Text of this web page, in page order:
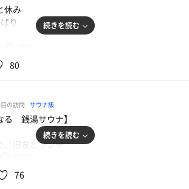
休み
り
ウザひばり）でひと休みしようとしごおわ、
クール（ひばりヶ丘駅）で降りて二郎に向
上の長蛇の列で諦める。代わりに昔住んでた
INOSHOでタルタルイノジ（井の庄＋二郎＝
続きを読む
80
の訪問 サウナ飯
る 銭湯サウナ】
、旧友とランチ
」蕎麦御膳
北のお酒選びがちw
続きを読む
76